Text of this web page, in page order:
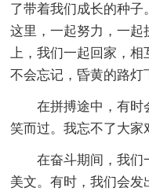
了带着我们成长的种
这里，一起努力，一
上，我们一起回家，
不会忘记，昏黄的路灯
在拼搏途中，有时
笑而过。我忘不了大家
在奋斗期间，我们
美文。有时，我们会